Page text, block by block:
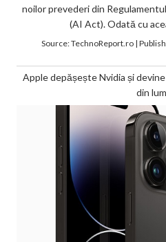
noilor prevederi din
(AI Act). Odată cu
Source:TechnoReport.ro|
Apple depășește Nvidia și
din